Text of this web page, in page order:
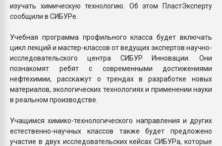
изучать химическую технологию. Об этом ПластЭксперту
сообщили в СИБУРе.
Учебная программа профильного класса будет включать
цикл лекций и мастер-классов от ведущих экспертов научно-
исследовательского центра СИБУР Инновации. Они
познакомят ребят с современными достижениями
нефтехимии, расскажут о трендах в разработке новых
материалов, экологических технологиях и применении науки
в реальном производстве.
Учащимся химико-технологического направления и других
естественно-научных классов также будет предложено
участие в двух исследовательских кейсах СИБУРа, которые